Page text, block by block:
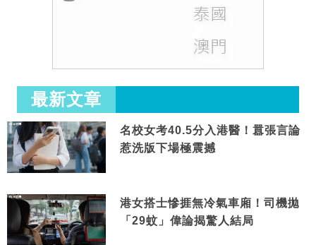
最新文章
名校女考40.5分入港醫！囂張言論
惹洗版下場極震撼
港女搭士慘捱無冷氣車廂！司機拋
「29蚊」偉論揭驚人結局